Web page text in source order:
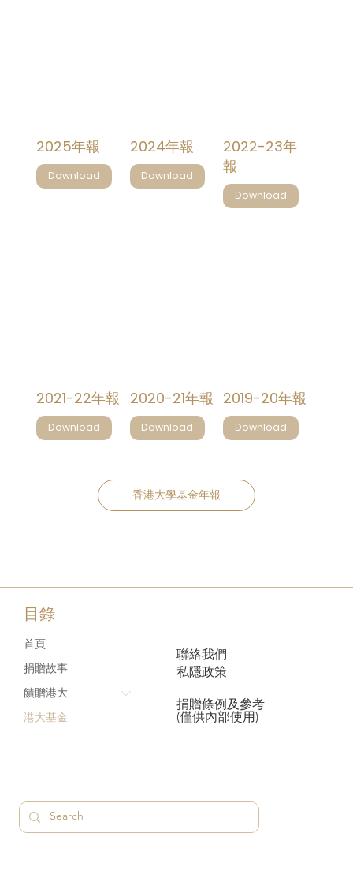
2025年報
Download
2024年報
Download
2022-23年
報
Download
2021-22年報
Download
2020-21年報
Download
2019-20年報
Download
​香港大學基金年報
目錄
首頁
捐贈故事
饋贈港大
港大基金
聯絡我們
私隱政策
捐贈條例及參考
(僅供內部使用)